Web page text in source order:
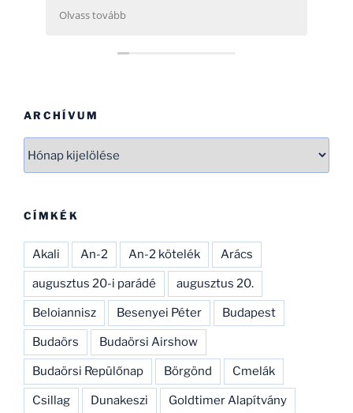
ARCHÍVUM
CÍMKÉK
Akali An-2 An-2 kötelék Arács
augusztus 20-i parádé augusztus 20.
Beloiannisz Besenyei Péter Budapest
Budaörs Budaörsi Airshow
Budaörsi Repülőnap Börgönd Cmelák
Csillag Dunakeszi Goldtimer Alapítvány